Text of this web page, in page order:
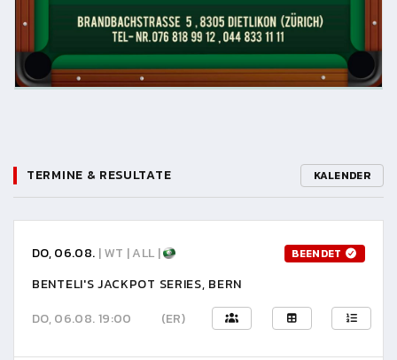
TERMINE & RESULTATE KALENDER
DO, 06.08. | WT | ALL | BEENDET
BENTELI'S JACKPOT SERIES, BERN
DO, 06.08. 19:00
(ER)